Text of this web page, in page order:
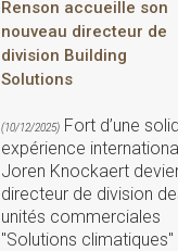
Renson accueille son
nouveau directeur de
division Building
Solutions
(10/12/2025) Fort d’une
expérience
Joren Knockaert
directeur de division
unités commerciales
"Solutions climatiques"